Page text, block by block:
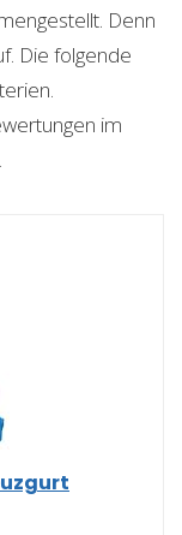
Denn
Die folgende
im